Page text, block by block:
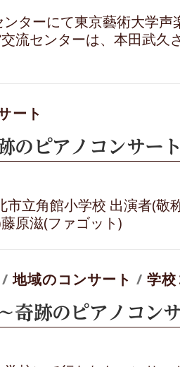
ターにて東京藝術大学声
交流センターは、本田武
ート
のピアノコンサー
立角館小学校 出演者(敬
原滋(ファゴット)
/地域のコンサート /学校
奇跡のピアノコン